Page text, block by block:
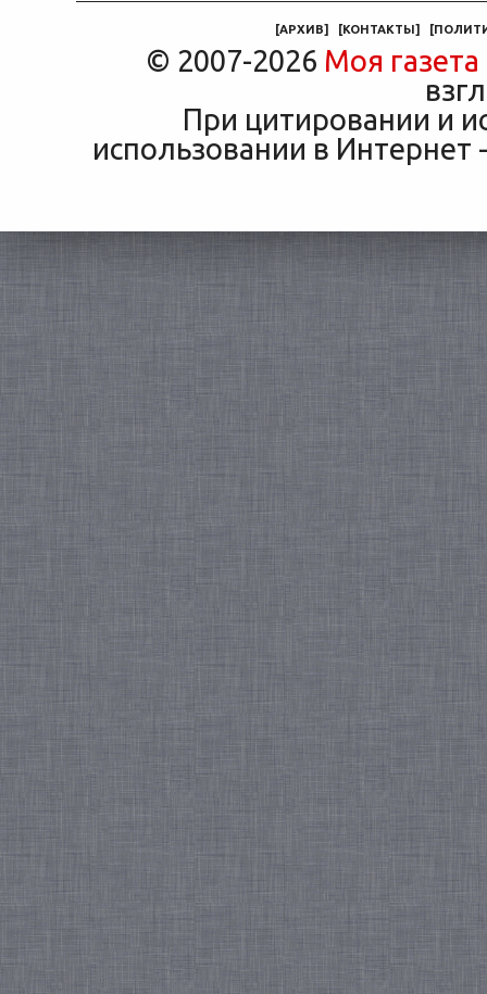
[АРХИВ] [КОНТАКТЫ] [
© 2007-2026 Моя газета
При цитировании и
использовании в Интернет